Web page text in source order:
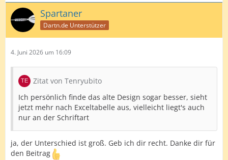
Spartaner
Dartn.de Unterstützer
4. Juni 2026 um 16:09
Zitat von Tenryubito
Ich persönlich finde das alte Design sogar besser, sieht
jetzt mehr nach Exceltabelle aus, vielleicht liegt's auch
nur an der Schriftart
ja, der Unterschied ist groß. Geb ich dir recht. Danke dir für
den Beitrag